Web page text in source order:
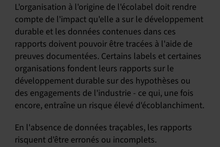
L'organisation à l'origine de l'écolabel doit rendre
compte de l'impact qu'elle a sur le développement
durable et les données contenues dans ces
rapports doivent pouvoir être tracées à l'aide de
preuves documentées. Certains labels et certaines
organisations fondent leurs rapports sur le
développement durable sur des hypothèses ou
des engagements de l'industrie - ce qui, une fois
encore, entraîne un risque élevé d'écoblanchiment.
En l'absence de données traçables, les rapports
risquent d'être erronés ou incomplets.